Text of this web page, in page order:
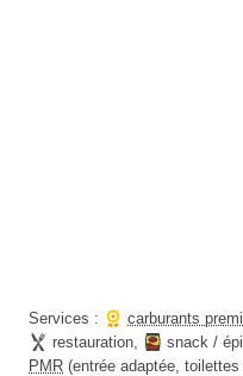
Services : carburants
restauration, snack /
PMR (entrée adaptée,